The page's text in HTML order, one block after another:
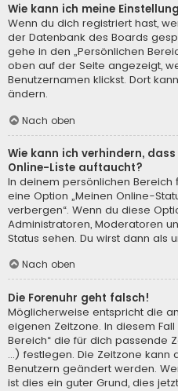
Wie kann ich meine
Wenn du dich registriert hast,
der Datenbank des Boards
gehe in den „Persönlichen
oben auf der Seite angezeigt,
Benutzernamen klickst. Dort
ändern.
Nach oben
Wie kann ich verhindern,
Online-Liste auftaucht?
In deinem persönlichen Bereich
eine Option „Meinen Online-
verbergen“. Wenn du diese
Administratoren, Moderatoren
Status sehen. Du wirst dann als
Nach oben
Die Forenuhr geht falsch!
Möglicherweise entspricht die
eigenen Zeitzone. In diesem
Bereich“ die für dich passende
...) festlegen. Die Zeitzone
Benutzern geändert werden.
ist dies ein guter Grund, dies